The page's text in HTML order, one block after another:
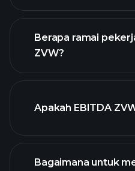
laporan kewangan
Berapa ramai
ZVW?
Apakah EBITDA
Bagaimana untuk